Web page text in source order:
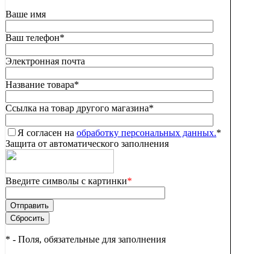
Ваше имя
Ваш телефон*
Электронная почта
Название товара*
Ссылка на товар другого магазина*
Я согласен на обработку персональных данных.*
Защита от автоматического заполнения
Введите символы с картинки*
* - Поля, обязательные для заполнения